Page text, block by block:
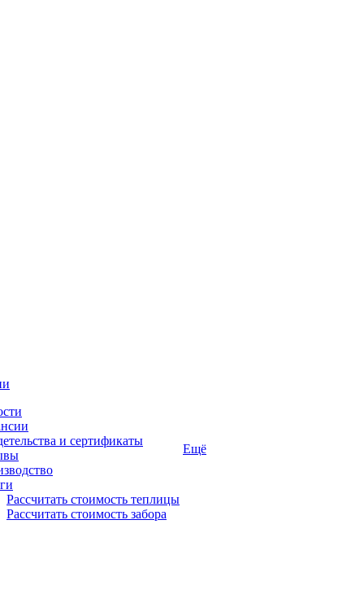
и сертификаты
Рассчитать стоимость теплицы
Рассчитать стоимость забора
Ещё